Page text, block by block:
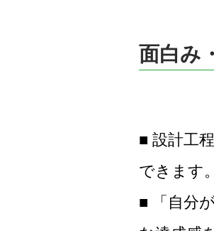
面白み
■ 設計工
できます。
■ 「自分